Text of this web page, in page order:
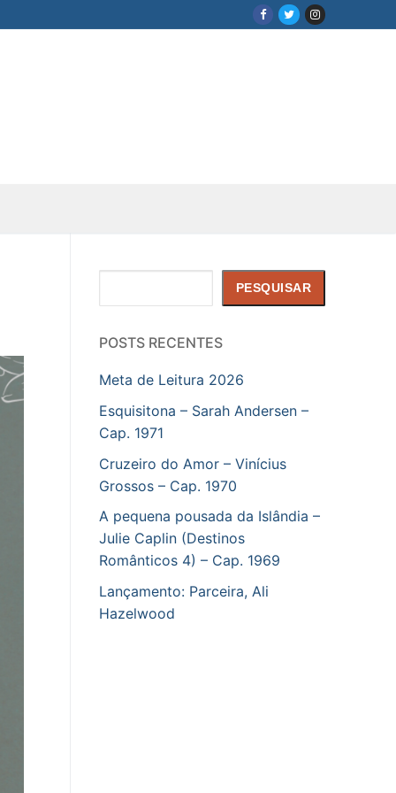
PESQUISAR
POSTS RECENTES
Meta de Leitura 2026
Esquisitona – Sarah Andersen –
Cap. 1971
Cruzeiro do Amor – Vinícius
Grossos – Cap. 1970
A pequena pousada da Islândia –
Julie Caplin (Destinos
Românticos 4) – Cap. 1969
Lançamento: Parceira, Ali
Hazelwood